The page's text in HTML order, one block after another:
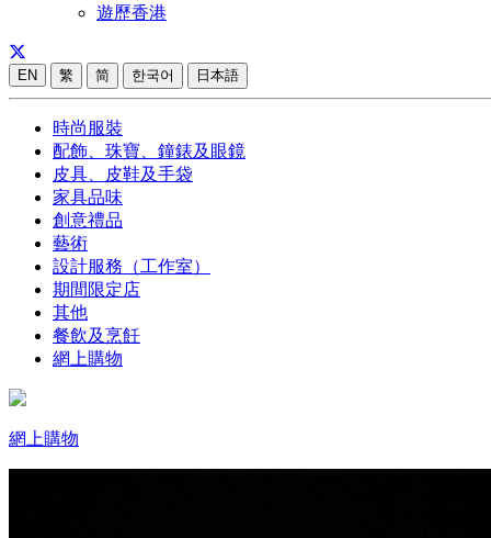
遊歷香港
EN 繁 简 한국어 日本語
時尚服裝
配飾、珠寶、鐘錶及眼鏡
皮具、皮鞋及手袋
家具品味
創意禮品
藝術
設計服務（工作室）
期間限定店
其他
餐飲及烹飪
網上購物
網上購物